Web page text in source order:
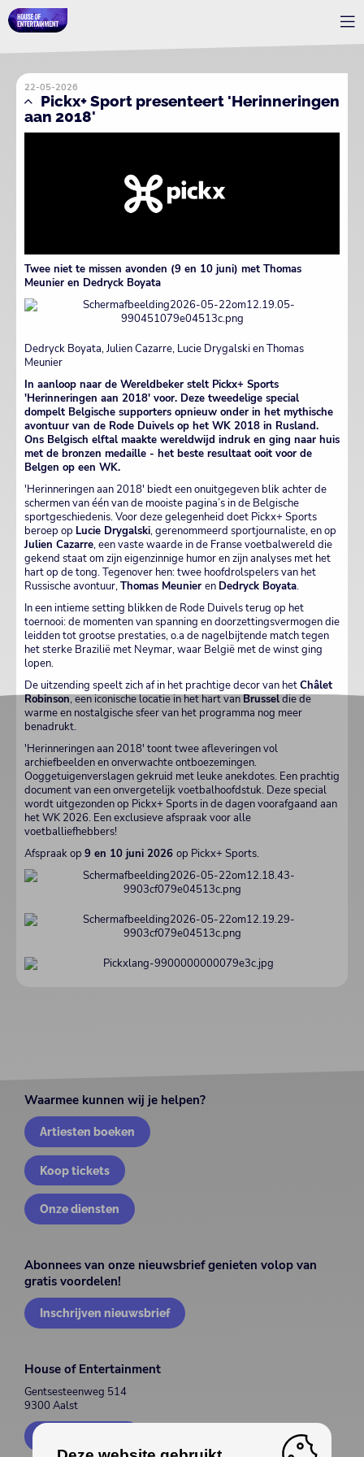
22-05-2026
Pickx+ Sport presenteert 'Herinneringen
aan 2018'
Twee niet te missen avonden (9 en 10 juni) met Thomas
Meunier en Dedryck Boyata
Dedryck Boyata, Julien Cazarre, Lucie Drygalski en Thomas
Meunier
In aanloop naar de Wereldbeker stelt Pickx+ Sports
'Herinneringen aan 2018' voor. Deze tweedelige special
dompelt Belgische supporters opnieuw onder in het mythische
avontuur van de Rode Duivels op het WK 2018 in Rusland.
Ons Belgisch elftal maakte wereldwijd indruk en ging naar huis
met de bronzen medaille - het beste resultaat ooit voor de
Belgen op een WK.
'Herinneringen aan 2018' biedt een onuitgegeven blik achter de
schermen van één van de mooiste pagina’s in de Belgische
sportgeschiedenis. Voor deze gelegenheid doet Pickx+ Sports
beroep op Lucie Drygalski, gerenommeerd sportjournaliste, en op
Julien Cazarre, een vaste waarde in de Franse voetbalwereld die
gekend staat om zijn eigenzinnige humor en zijn analyses met het
hart op de tong. Tegenover hen: twee hoofdrolspelers van het
Russische avontuur,Thomas Meunier en Dedryck Boyata.
In een intieme setting blikken de Rode Duivels terug op het
toernooi: de momenten van spanning en doorzettingsvermogen die
leidden tot grootse prestaties, o.a de nagelbijtende match tegen
het sterke Brazilië met Neymar, waar België met de winst ging
lopen.
De uitzending speelt zich af in het prachtige decor van hetChâlet
Robinson, een iconische locatie in het hart vanBrusseldie de
warme en nostalgische sfeer van het programma nog meer
benadrukt.
'Herinneringen aan 2018' toont twee afleveringen vol
archiefbeelden en onverwachte ontboezemingen.
Ooggetuigenverslagen gekruid met leuke anekdotes. Een prachtig
document van een onvergetelijk voetbalhoofdstuk. Deze special
wordt uitgezonden op Pickx+ Sports in de dagen voorafgaand aan
het WK 2026. Een exclusieve afspraak voor alle
voetballiefhebbers!
Afspraak op 9 en 10 juni 2026 op Pickx+ Sports.
Waarmee kunnen wij je helpen?
Artiesten boeken
Koop tickets
Onze diensten
Abonnees van onze nieuwsbrief genieten volop van
gratis voordelen!
Inschrijven nieuwsbrief
House of Entertainment
Gentsesteenweg 514
9300 Aalst